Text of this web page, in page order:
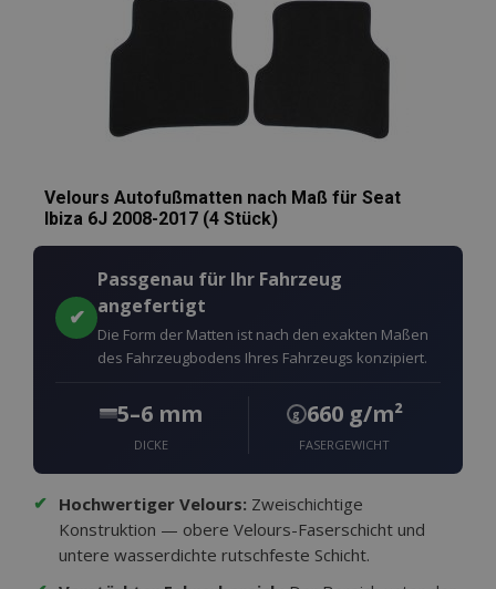
Velours Autofußmatten nach Maß für Seat
Ibiza 6J 2008-2017 (4 Stück)
✔
Passgenau für Ihr Fahrzeug
angefertigt
Die Form der Matten ist nach den exakten Maßen
des Fahrzeugbodens Ihres Fahrzeugs konzipiert.
5–6 mm
DICKE
g 660 g/m²
FASERGEWICHT
✔ Hochwertiger Velours: Zweischichtige
Konstruktion — obere Velours-Faserschicht und
untere wasserdichte rutschfeste Schicht.